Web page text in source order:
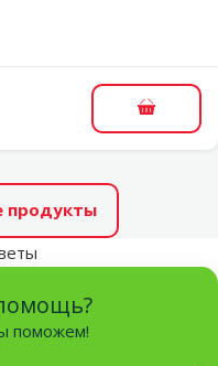
В
продукты
поможем!